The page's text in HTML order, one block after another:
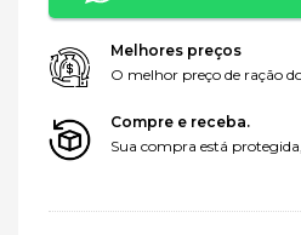
Melhores preços
O melhor preço de ração
Compre e receba.
Sua compra está